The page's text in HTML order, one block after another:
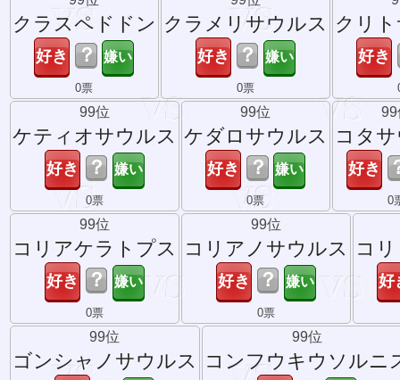
クラスペドドン
？
0票
クラメリサウルス
？
0票
クリ
99位
ケティオサウルス
？
0票
99位
ケダロサウルス
？
0票
99
コタ
0
99位
コリアケラトプス
？
0票
99位
コリアノサウルス
？
0票
コ
99位
ゴンシャノサウルス
99位
コンフウキウソルニ